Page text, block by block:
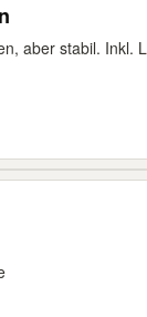
aber stabil. Inkl.